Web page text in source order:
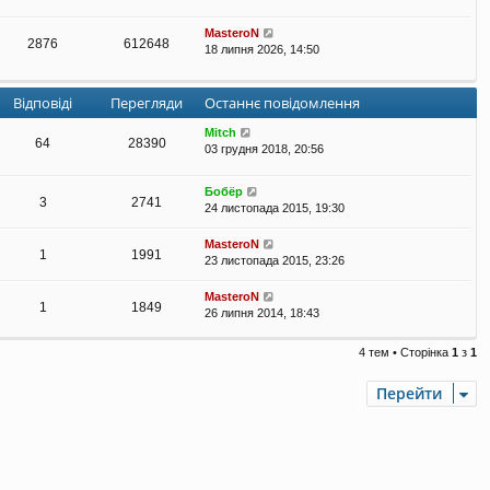
2876 612648
MasteroN
18 липня 2026, 14:50
Відповіді Перегляди Останнє повідомлення
64 28390
Mitch
03 грудня 2018, 20:56
3 2741
Бобёр
24 листопада 2015, 19:30
1 1991
MasteroN
23 листопада 2015, 23:26
1 1849
MasteroN
26 липня 2014, 18:43
4 тем • Сторінка 1 з 1
Перейти